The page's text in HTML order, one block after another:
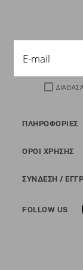
ΠΛΗΡΟΦΟΡΙΕΣ
ΟΡΟΙ ΧΡΗΣΗΣ
ΣΥΝΔΕΣΗ /
FOLLOW US